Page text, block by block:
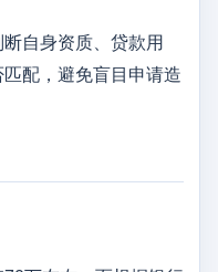
自身资质、贷款用
配，避免盲目申请造